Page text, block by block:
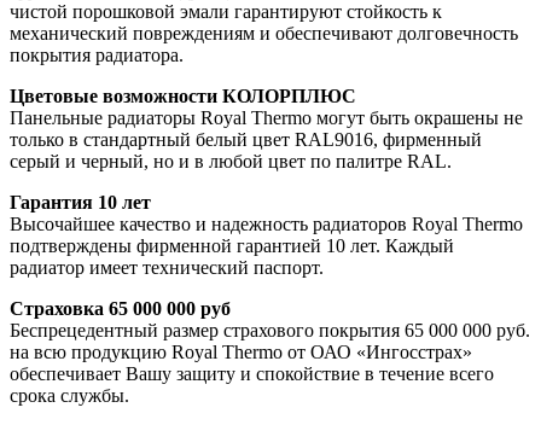
чистой порошковой эмали гарантируют стойкость к
механический повреждениям и обеспечивают долговечность
покрытия радиатора.
Цветовые возможности КОЛОРПЛЮС
Панельные радиаторы Royal Thermo могут быть окрашены не
только в стандартный белый цвет RAL9016, фирменный
серый и черный, но и в любой цвет по палитре RAL.
Гарантия 10 лет
Высочайшее качество и надежность радиаторов Royal Thermo
подтверждены фирменной гарантией 10 лет. Каждый
радиатор имеет технический паспорт.
Страховка 65 000 000 руб
Беспрецедентный размер страхового покрытия 65 000 000 руб.
на всю продукцию Royal Thermo от ОАО «Ингосстрах»
обеспечивает Вашу защиту и спокойствие в течение всего
срока службы.